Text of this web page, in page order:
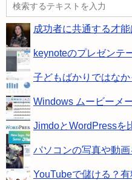
成功者に共通する才
keynoteのプレゼンテ
子どもばかりではな
Windows ムービーメ
JimdoとWordPress
パソコンの写真や動
YouTubeで儲ける？